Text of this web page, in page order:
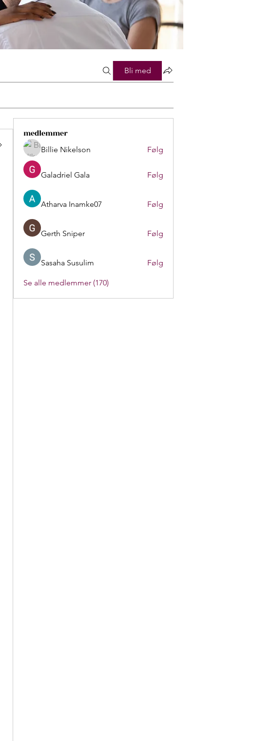
Bli med
medlemmer
Billie Nikelson Følg
Galadriel Gala Følg
Atharva Inamke07 Følg
Gerth Sniper Følg
Sasaha Susulim Følg
Se alle medlemmer (170)